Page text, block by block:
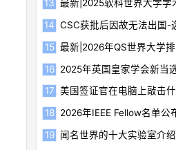
闻名世界的十大实验室介绍